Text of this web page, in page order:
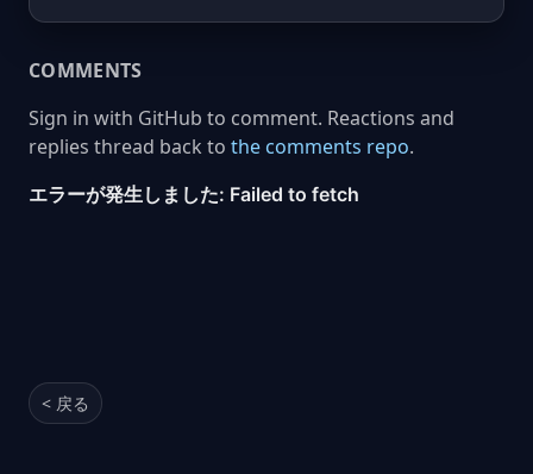
COMMENTS
Sign in with GitHub to comment. Reactions and
replies thread back to the comments repo.
< 戻る